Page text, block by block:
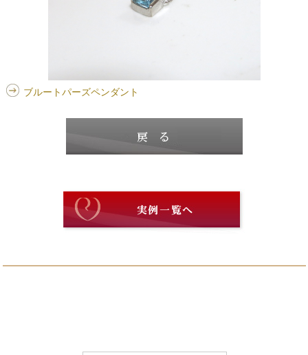
ブルートパーズペンダント